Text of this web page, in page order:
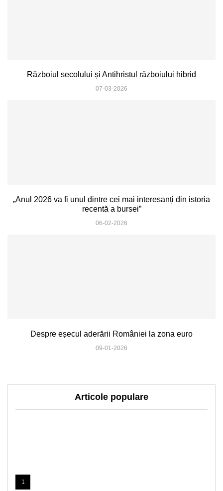
Războiul secolului și Antihristul războiului hibrid
07-03-2026
„Anul 2026 va fi unul dintre cei mai interesanți din istoria
recentă a bursei”
06-02-2026
Despre eșecul aderării României la zona euro
09-01-2026
Articole populare
1